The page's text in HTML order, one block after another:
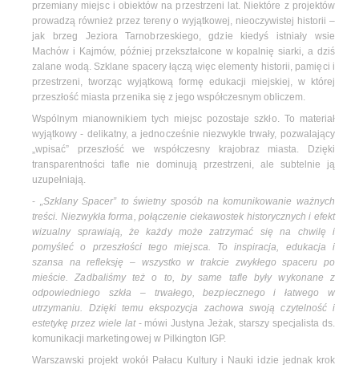
przemiany miejsc i obiektów na przestrzeni lat. Niektóre z projektów
prowadzą również przez tereny o wyjątkowej, nieoczywistej historii –
jak brzeg Jeziora Tarnobrzeskiego, gdzie kiedyś istniały wsie
Machów i Kajmów, później przekształcone w kopalnię siarki, a dziś
zalane wodą. Szklane spacery łączą więc elementy historii, pamięci i
przestrzeni, tworząc wyjątkową formę edukacji miejskiej, w której
przeszłość miasta przenika się z jego współczesnym obliczem.
Wspólnym mianownikiem tych miejsc pozostaje szkło. To materiał
wyjątkowy - delikatny, a jednocześnie niezwykle trwały, pozwalający
„wpisać” przeszłość we współczesny krajobraz miasta. Dzięki
transparentności tafle nie dominują przestrzeni, ale subtelnie ją
uzupełniają.
- „Szklany Spacer” to świetny sposób na komunikowanie ważnych
treści. Niezwykła forma, połączenie ciekawostek historycznych i efekt
wizualny sprawiają, że każdy może zatrzymać się na chwilę i
pomyśleć o przeszłości tego miejsca. To inspiracja, edukacja i
szansa na refleksję – wszystko w trakcie zwykłego spaceru po
mieście. Zadbaliśmy też o to, by same tafle były wykonane z
odpowiedniego szkła – trwałego, bezpiecznego i łatwego w
utrzymaniu. Dzięki temu ekspozycja zachowa swoją czytelność i
estetykę przez wiele lat- mówi Justyna Jeżak, starszy specjalista ds.
komunikacji marketingowej w Pilkington IGP.
Warszawski projekt wokół Pałacu Kultury i Nauki idzie jednak krok